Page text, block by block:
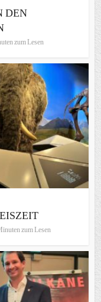
O
zum Lesen
zum Lesen